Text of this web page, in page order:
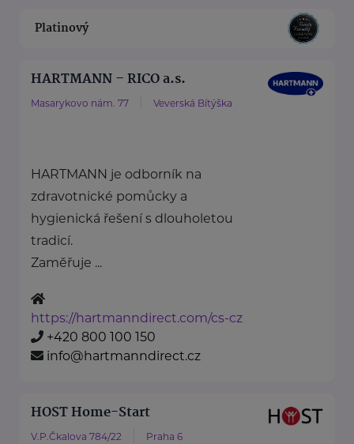
Platinový
HARTMANN – RICO a.s.
Masarykovo nám. 77 Veverská Bítýška
HARTMANN je odborník na
zdravotnické pomůcky a
hygienická řešení s dlouholetou
tradicí.
Zaměřuje ...
https://hartmanndirect.com/cs-cz
+420 800 100 150
info@hartmanndirect.cz
HOST Home-Start
V.P.Čkalova 784/22 Praha 6